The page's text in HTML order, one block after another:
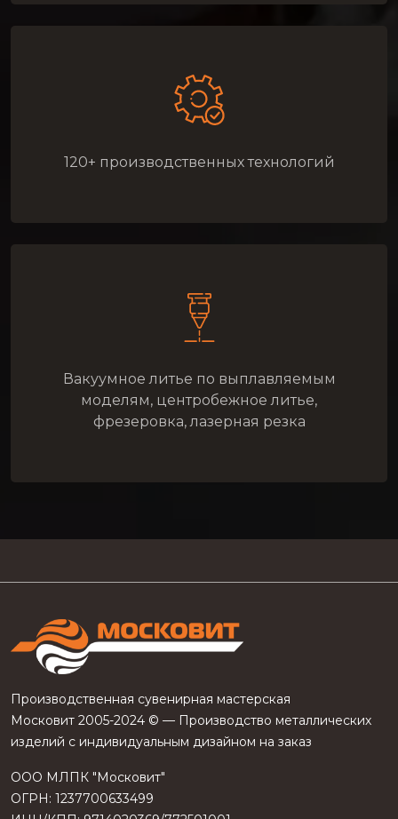
120+ производственных технологий
Вакуумное литье по выплавляемым
моделям, центробежное литье,
фрезеровка, лазерная резка
Производственная сувенирная мастерская
Московит 2005-2024 © — Производство металлических
изделий с индивидуальным дизайном на заказ
ООО МЛПК "Московит"
ОГРН: 1237700633499